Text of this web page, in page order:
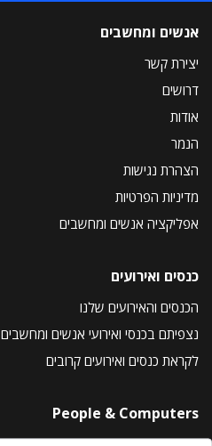
אנשים ומחשבים
יצירת קשר
דרושים
אודות
הנמר
הצהרת נגישות
מדיניות הפרטיות
אפליקציה אנשים ומחשבים
כנסים ואירועים
הכנסים והאירועים שלנו
נצפיתם בכנסי ואירועי אנשים ומחשבים
לקראת כנסים ואירועים קרובים
People & Computers